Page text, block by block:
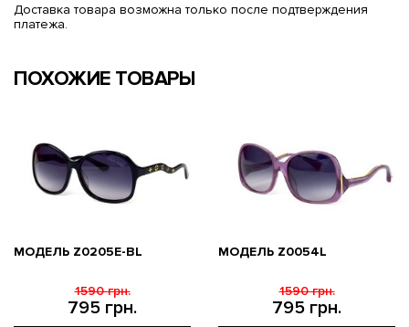
Доставка товара возможна только после подтверждения
платежа.
ПОХОЖИЕ ТОВАРЫ
МОДЕЛЬ Z0205E-BL
795 грн.
1590 грн.
МОДЕЛЬ Z0054L
795 грн.
1590 грн.